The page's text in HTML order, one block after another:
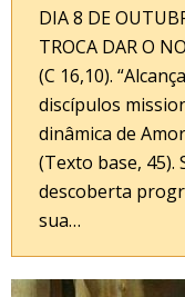
DIA 8 DE
TROCA DAR O
(C 16,10).
discípulos
dinâmica de
(Texto base, 45).
descoberta
sua…